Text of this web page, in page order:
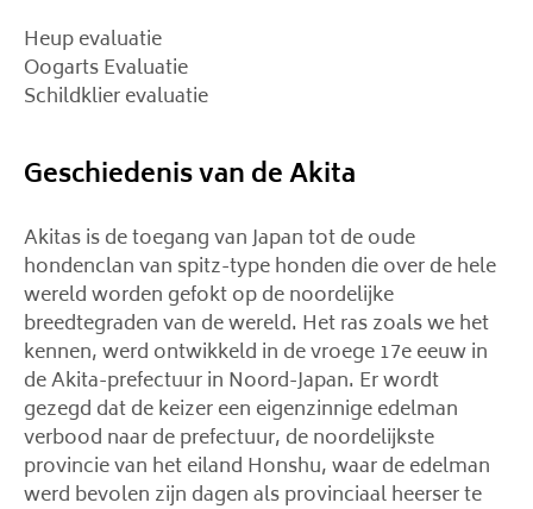
Heup evaluatie
Oogarts Evaluatie
Schildklier evaluatie
Geschiedenis van de Akita
Akitas is de toegang van Japan tot de oude
hondenclan van spitz-type honden die over de hele
wereld worden gefokt op de noordelijke
breedtegraden van de wereld. Het ras zoals we het
kennen, werd ontwikkeld in de vroege 17e eeuw in
de Akita-prefectuur in Noord-Japan. Er wordt
gezegd dat de keizer een eigenzinnige edelman
verbood naar de prefectuur, de noordelijkste
provincie van het eiland Honshu, waar de edelman
werd bevolen zijn dagen als provinciaal heerser te